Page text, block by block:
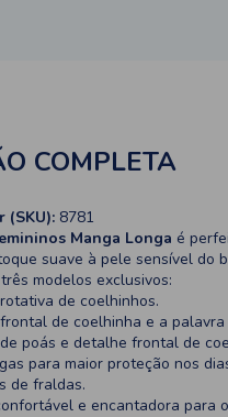
COMPLETA
(SKU): 8781
Manga Longa é
suave à pele sensível do
modelos exclusivos:
de coelhinhos.
de coelhinha e a palavra
poás e detalhe frontal de
para maior proteção nos
de fraldas.
e encantadora para